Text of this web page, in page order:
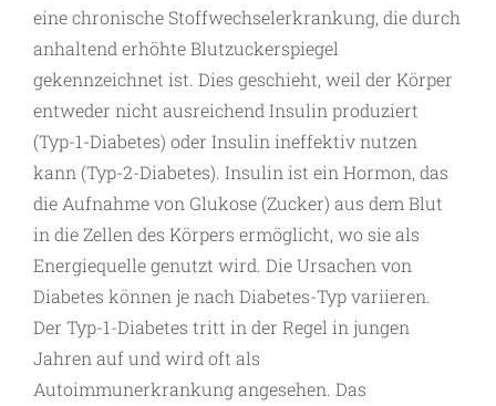
eine chronische Stoffwechselerkrankung, die durch
anhaltend erhöhte Blutzuckerspiegel
gekennzeichnet ist. Dies geschieht, weil der Körper
entweder nicht ausreichend Insulin produziert
(Typ-1-Diabetes) oder Insulin ineffektiv nutzen
kann (Typ-2-Diabetes). Insulin ist ein Hormon, das
die Aufnahme von Glukose (Zucker) aus dem Blut
in die Zellen des Körpers ermöglicht, wo sie als
Energiequelle genutzt wird. Die Ursachen von
Diabetes können je nach Diabetes-Typ variieren.
Der Typ-1-Diabetes tritt in der Regel in jungen
Jahren auf und wird oft als
Autoimmunerkrankung angesehen. Das